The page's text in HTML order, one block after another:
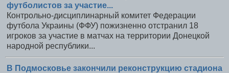
футболистов за участие...
Контрольно-дисциплинарный комитет Федерации
футбола Украины (ФФУ) пожизненно отстранил 18
игроков за участие в матчах на территории Донецкой
народной республики...
В Подмосковье закончили реконструкцию стадиона